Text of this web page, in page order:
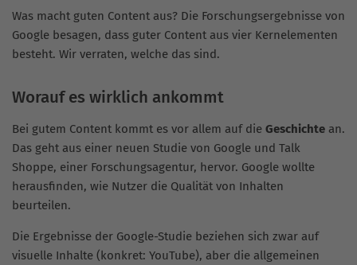
Was macht guten Content aus? Die Forschungsergebnisse von
Google besagen, dass guter Content aus vier Kernelementen
besteht. Wir verraten, welche das sind.
Worauf es wirklich ankommt
Bei gutem Content kommt es vor allem auf die Geschichte an.
Das geht aus einer neuen Studie von Google und Talk
Shoppe, einer Forschungsagentur, hervor. Google wollte
herausfinden, wie Nutzer die Qualität von Inhalten
beurteilen.
Die Ergebnisse der Google-Studie beziehen sich zwar auf
visuelle Inhalte (konkret: YouTube), aber die allgemeinen